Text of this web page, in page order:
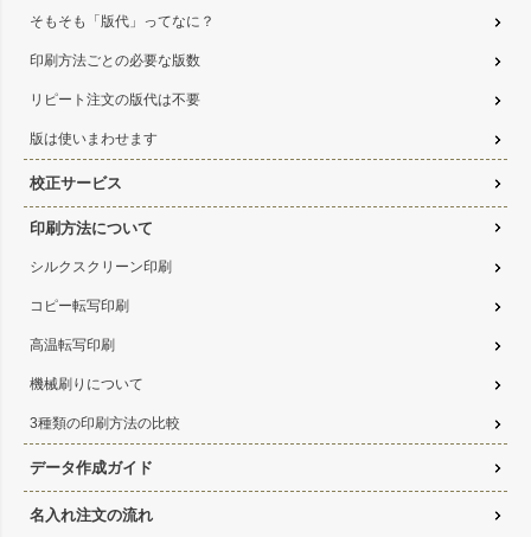
そもそも「版代」ってなに？
印刷方法ごとの必要な版数
リピート注文の版代は不要
版は使いまわせます
校正サービス
印刷方法について
シルクスクリーン印刷
コピー転写印刷
高温転写印刷
機械刷りについて
3種類の印刷方法の比較
データ作成ガイド
名入れ注文の流れ